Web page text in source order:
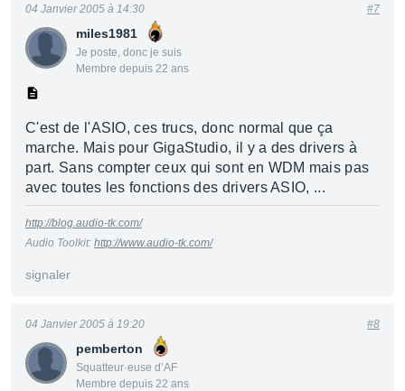
miles1981
Je poste, donc je suis
Membre depuis 22 ans
04 Janvier 2005 à 14:30 #7
C'est de l'ASIO, ces trucs, donc normal que ça
marche. Mais pour GigaStudio, il y a des drivers à
part. Sans compter ceux qui sont en WDM mais pas
avec toutes les fonctions des drivers ASIO, ...
http://blog.audio-tk.com/
Audio Toolkit: http://www.audio-tk.com/
signaler
pemberton
Squatteur·euse d’AF
Membre depuis 22 ans
04 Janvier 2005 à 19:20 #8